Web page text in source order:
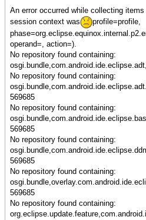
An error occurred while collecting
session context was
profile=profile,
operand=, action=).
No repository found containing:
No repository found containing:
569685
No repository found containing:
569685
No repository found containing:
569685
No repository found containing:
569685
No repository found containing: